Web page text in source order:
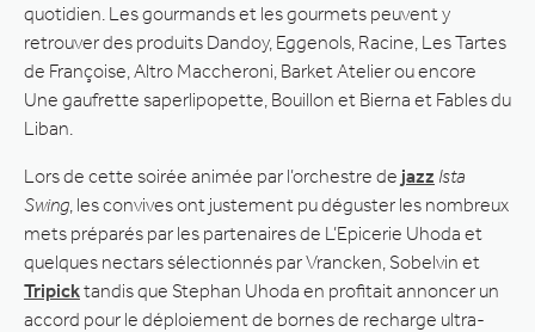
quotidien. Les gourmands et les gourmets peuvent y
retrouver des produits Dandoy, Eggenols, Racine, Les Tartes
de Françoise, Altro Maccheroni, Barket Atelier ou encore
Une gaufrette saperlipopette, Bouillon et Bierna et Fables du
Liban.
Lors de cette soirée animée par l’orchestre de jazz Ista
Swing , les convives ont justement pu déguster les nombreux
mets préparés par les partenaires de L’Epicerie Uhoda et
quelques nectars sélectionnés par Vrancken, Sobelvin et
Tripicktandis que Stephan Uhoda en profitait annoncer un
accord pour le déploiement de bornes de recharge ultra-